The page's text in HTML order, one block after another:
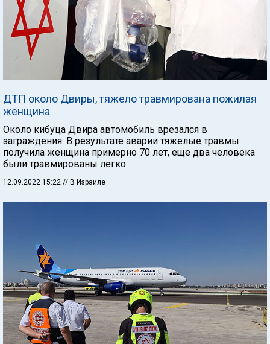
ДТП около Двиры, тяжело травмирована пожилая
женщина
Около кибуца Двира автомобиль врезался в
заграждения. В результате аварии тяжелые травмы
получила женщина примерно 70 лет, еще два человека
были травмированы легко.
12.09.2022 15:22 // В Израиле